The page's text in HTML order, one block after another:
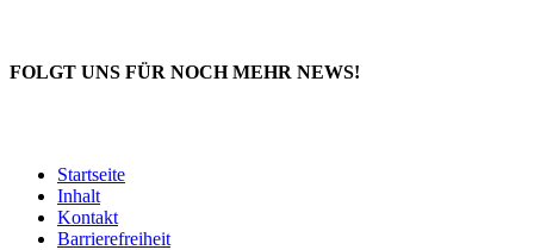
FOLGT UNS FÜR NOCH MEHR NEWS!
Startseite
Inhalt
Kontakt
Barrierefreiheit